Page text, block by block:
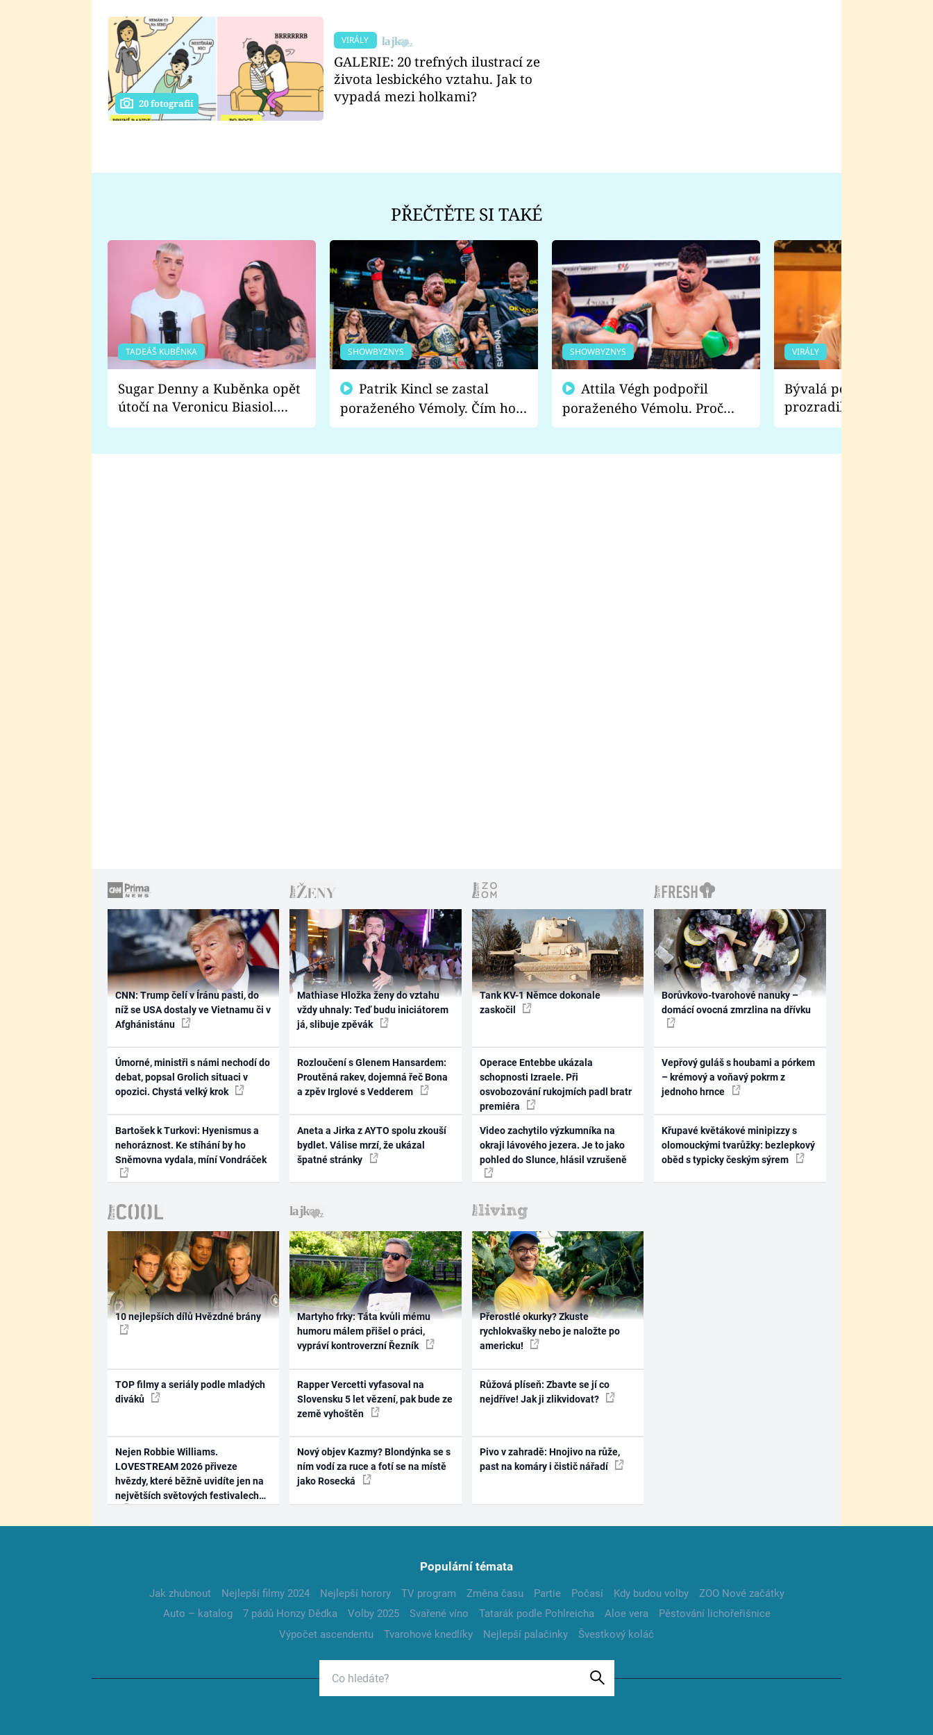
20 fotografií
VIRÁLY
GALERIE: 20 trefných ilustrací ze
života lesbického vztahu. Jak to
vypadá mezi holkami?
PŘEČTĚTE SI TAKÉ
TADEÁŠ KUBĚNKA
Sugar Denny a Kuběnka opět
útočí na Veronicu Biasiol.
Proč je podle nich falešná a
SHOWBYZNYS
poraženého Vémoly. Čím ho
fanoušci naštvali?
SHOWBYZNYS
poraženého Vémolu. Proč
chce raději zápasit s ním než
VIRÁLY
Bývalá pornoherečka
prozradila, co ji
natáčení Euforie.
CNN: Trump čelí v Íránu pasti, do
níž se USA dostaly ve Vietnamu či v
Afghánistánu
Úmorné, ministři s námi nechodí do
debat, popsal Grolich situaci v
opozici. Chystá velký krok
Bartošek k Turkovi: Hyenismus a
nehoráznost. Ke stíhání by ho
Sněmovna vydala, míní Vondráček
Mathiase Hložka ženy do vztahu
vždy uhnaly: Teď budu iniciátorem
já, slibuje zpěvák
Rozloučení s Glenem Hansardem:
Proutěná rakev, dojemná řeč Bona
a zpěv Irglové s Vedderem
Aneta a Jirka z AYTO spolu zkouší
bydlet. Válise mrzí, že ukázal
špatné stránky
Tank KV-1 Němce dokonale
zaskočil
Operace Entebbe ukázala
schopnosti Izraele. Při
osvobozování rukojmích padl bratr
premiéra
Video zachytilo výzkumníka na
okraji lávového jezera. Je to jako
pohled do Slunce, hlásil vzrušeně
Borůvkovo-tvarohové nanuky –
domácí ovocná zmrzlina na dřívku
Vepřový guláš s houbami a pórkem
– krémový a voňavý pokrm z
jednoho hrnce
Křupavé květákové minipizzy s
olomouckými tvarůžky: bezlepkový
oběd s typicky českým sýrem
10 nejlepších dílů Hvězdné brány
TOP filmy a seriály podle mladých
diváků
Nejen Robbie Williams.
LOVESTREAM 2026 přiveze
hvězdy, které běžně uvidíte jen na
největších světových festivalech
Martyho frky: Táta kvůli mému
humoru málem přišel o práci,
vypráví kontroverzní Řezník
Rapper Vercetti vyfasoval na
Slovensku 5 let vězení, pak bude ze
země vyhoštěn
Nový objev Kazmy? Blondýnka se s
ním vodí za ruce a fotí se na místě
jako Rosecká
Přerostlé okurky? Zkuste
rychlokvašky nebo je naložte po
americku!
Růžová plíseň: Zbavte se jí co
nejdříve! Jak ji zlikvidovat?
Pivo v zahradě: Hnojivo na růže,
past na komáry i čistič nářadí
Populární témata
Jak zhubnout Nejlepší filmy 2024 Nejlepší horory TV program Změna času Partie Počasí Kdy budou volby
ZOO Nové začátky
Auto – katalog
7 pádů Honzy Dědka Volby 2025 Svařené víno Tatarák podle Pohlreicha Aloe vera
Pěstování lichořeřišnice
Výpočet ascendentu
Tvarohové knedlíky Nejlepší palačinky Švestkový koláč